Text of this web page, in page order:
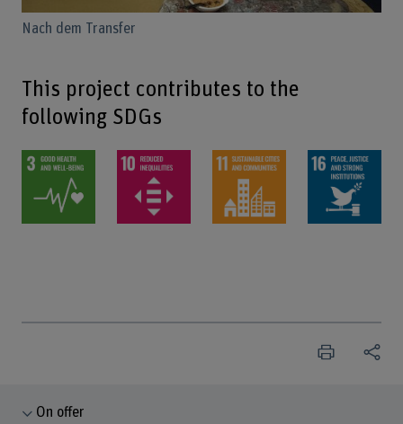
Nach dem Transfer
This project contributes to the
following SDGs
On offer